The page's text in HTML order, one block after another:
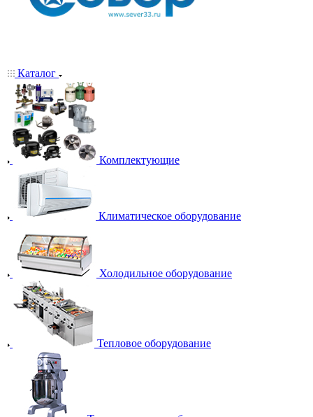
Каталог
Комплектующие
Климатическое оборудование
Холодильное оборудование
Тепловое оборудование